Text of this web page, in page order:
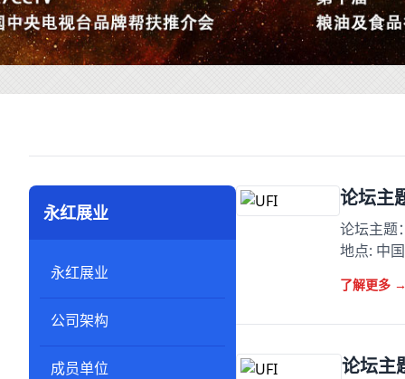
永红展业
永红展业
公司架构
成员单位
论坛主
论坛主题
地点: 中
了解更多
论坛主